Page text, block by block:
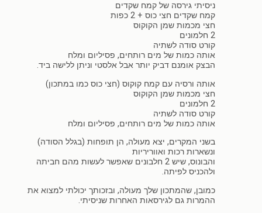
ניסיתי גירסה של קמח שקדים
קמח שקדים חצי כוס + 2 כפות
חצי מכמות שמן הקוקוס
2 חלמונים
קורט סודה לשתיה
אותה כמות של מים רותחים, פסיליום ומלח
הבצק אומנם דביק יותר אבל אלסטי וניתן ללישה ביד.
אותה ורסיה עם קמח קוקוס (חצי כוס כמו במתכון)
חצי מכמות שמן הקוקוס
2 חלמונים
קורט סודה לשתיה
אותה כמות של מים רותחים, פסיליום ומלח
בשני המקרים, יצא מעולה, הן תופחות (בגלל הסודה)
ונשארות רכות ואווריריות
והבונוס, שיש 2 חלבונים שאפשר לעשות מהם חביתה
ולהכניס לפיתה.
כמובן, שהמתכון שלך מעולה, ובזכותך יכולתי למצוא את
ההמרות גם לגירסאות האחרות שניסיתי.